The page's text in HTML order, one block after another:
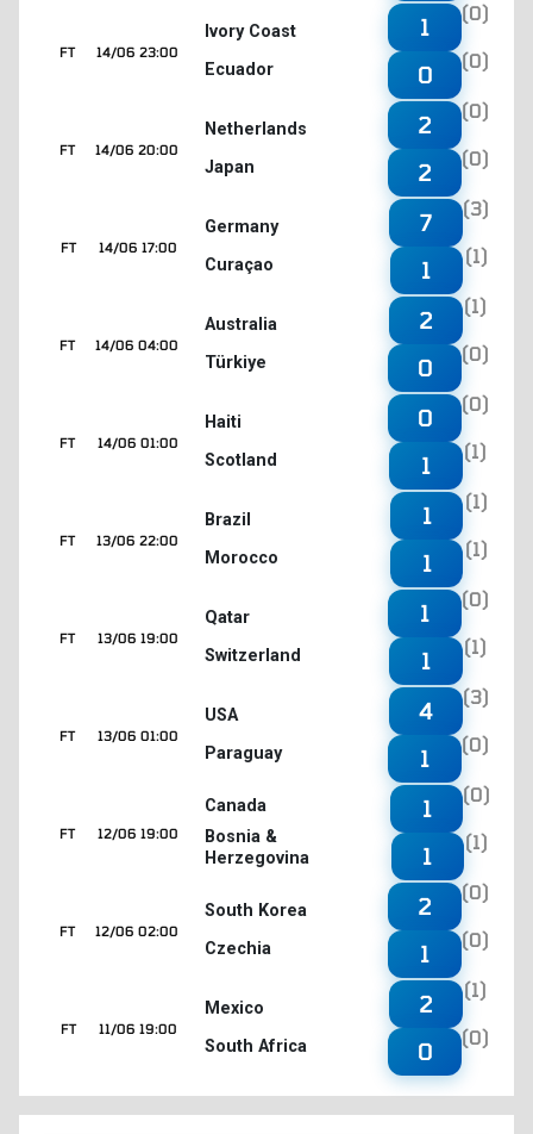
14/06 23:00
FT
Ivory Coast
Ecuador
1
(0)
0
(0)
14/06 20:00
FT
Netherlands
Japan
2
(0)
2
(0)
14/06 17:00
FT
Germany
Curaçao
7
(3)
1
(1)
14/06 04:00
FT
Australia
Türkiye
2
(1)
0
(0)
14/06 01:00
FT
Haiti
Scotland
0
(0)
1
(1)
13/06 22:00
FT
Brazil
Morocco
1
(1)
1
(1)
13/06 19:00
FT
Qatar
Switzerland
1
(0)
1
(1)
13/06 01:00
FT
USA
Paraguay
4
(3)
1
(0)
12/06 19:00
FT
Canada
Bosnia &
Herzegovina
1
(0)
1
(1)
12/06 02:00
FT
South Korea
Czechia
2
(0)
1
(0)
11/06 19:00
FT
Mexico
South Africa
2
(1)
0
(0)